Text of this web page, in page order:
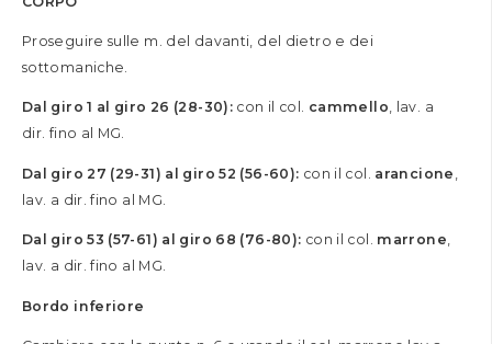
Proseguire sulle m. del davanti, del dietro e dei
sottomaniche.
Dal giro 1 al giro 26 (28-30): con il col. cammello, lav. a
dir. fino al MG.
Dal giro 27 (29-31) al giro 52 (56-60): con il col. arancione
lav. a dir. fino al MG.
Dal giro 53 (57-61) al giro 68 (76-80): con il col. marrone,
lav. a dir. fino al MG.
Bordo inferiore